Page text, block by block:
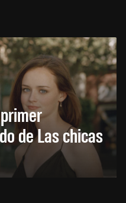
de Las chicas